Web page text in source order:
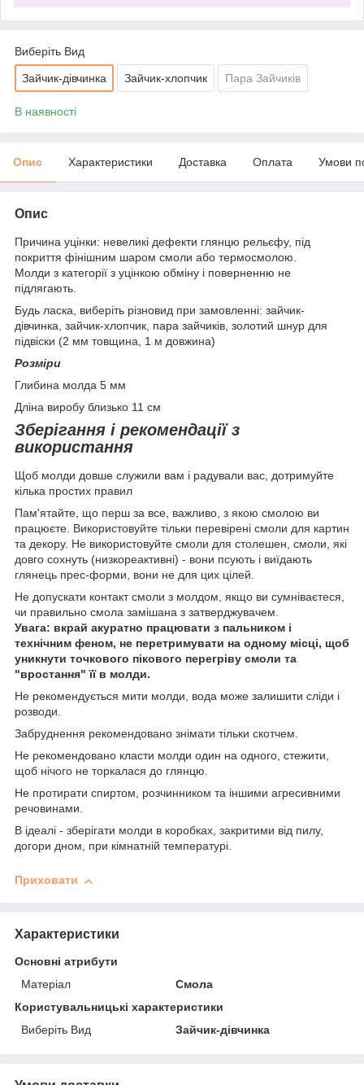
Виберіть Вид
Зайчик-дівчинка Зайчик-хлопчик Пара Зайчиків
В наявності
Опис Характеристики Доставка Оплата Умови
Опис
Причина уцінки: невеликі дефекти глянцю рельєфу, під
покриття фінішним шаром смоли або термосмолою.
Молди з категорії з уцінкою обміну і поверненню не
підлягають.
Будь ласка, виберіть різновид при замовленні: зайчик-
дівчинка, зайчик-хлопчик, пара зайчиків, золотий шнур для
підвіски (2 мм товщина, 1 м довжина)
Розміри
Глибина молда 5 мм
Дліна виробу близько 11 см
Зберігання і рекомендації з
використання
Щоб молди довше служили вам і радували вас, дотримуйте
кілька простих правил
Пам'ятайте, що перш за все, важливо, з якою смолою ви
працюєте. Використовуйте тільки перевірені смоли для картин
та декору. Не використовуйте смоли для столешен, смоли, які
довго сохнуть (низкореактивні) - вони псують і виїдають
глянець прес-форми, вони не для цих цілей.
Не допускати контакт смоли з молдом, якщо ви сумніваєтеся,
чи правильно смола замішана з затверджувачем.
Увага: вкрай акуратно працювати з пальником і
технічним феном, не перетримувати на одному місці, щоб
уникнути точкового пікового перегріву смоли та
"вростання" її в молди.
Не рекомендується мити молди, вода може залишити сліди і
розводи.
Забруднення рекомендовано знімати тільки скотчем.
Не рекомендовано класти молди один на одного, стежити,
щоб нічого не торкалася до глянцю.
Не протирати спиртом, розчинником та іншими агресивними
речовинами.
В ідеалі - зберігати молди в коробках, закритими від пилу,
догори дном, при кімнатній температурі.
Приховати
Характеристики
Основні атрибути
Матеріал
Смола
Користувальницькі характеристики
Виберіть Вид
Зайчик-дівчинка